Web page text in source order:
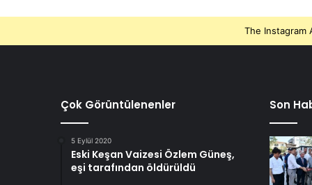
The Instagram
Çok Görüntülenenler
5 Eylül 2020
Eski Keşan Vaizesi Özlem Güneş,
eşi tarafından öldürüldü
Son